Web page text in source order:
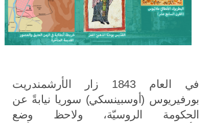
في العام 1843 زار الأرشمندريت
بورفيريوس (أوسبينسكي) سوريا نيابةً عن
الحكومة الروسيّة، ولاحظ وضع